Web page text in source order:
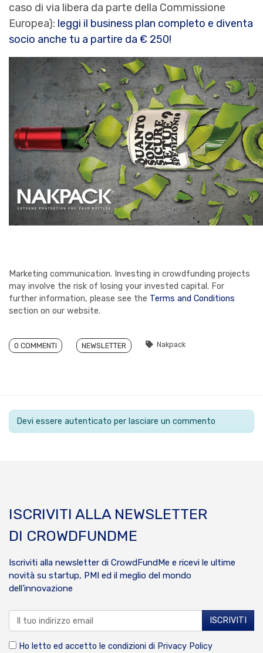
caso di via libera da parte della Commissione
Europea): leggi il business plan completo e diventa
socio anche tu a partire da € 250!
Marketing communication. Investing in crowdfunding projects
may involve the risk of losing your invested capital. For
further information, please see the Terms and Conditions
section on our website.
0 COMMENTI NEWSLETTER Nakpack
Devi essere autenticato per lasciare un commento
ISCRIVITI ALLA NEWSLETTER
DI CROWDFUNDME
Iscriviti alla newsletter di CrowdFundMe e ricevi le ultime
novità su startup, PMI ed il meglio del mondo
dell’innovazione
Ho letto ed accetto le condizioni di Privacy Policy